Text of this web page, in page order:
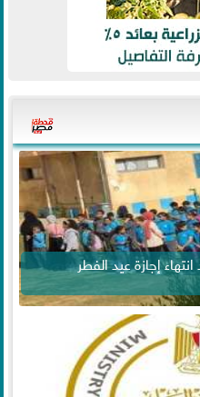
إجازة عيد الفطر